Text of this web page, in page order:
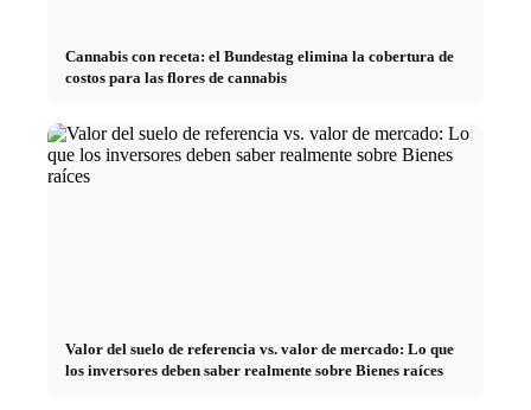
Cannabis con receta: el Bundestag elimina la cobertura de
costos para las flores de cannabis
Valor del suelo de referencia vs. valor de mercado: Lo que
los inversores deben saber realmente sobre Bienes raíces